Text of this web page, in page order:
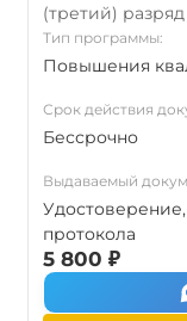
(третий) разряд
Тип программы:
Повышения
Срок действия
Бессрочно
Выдаваемый
протокола
5 800 ₽